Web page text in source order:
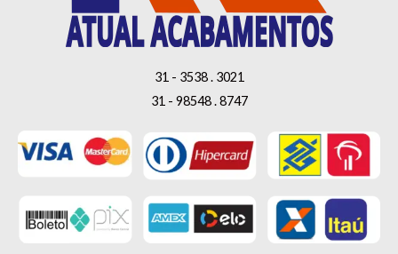
31 - 3538 . 3021
31 - 98548 . 8747